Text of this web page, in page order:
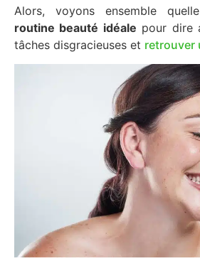
Alors, voyons ensemble
routine beauté idéale pour dire
tâches disgracieuses et retrouver